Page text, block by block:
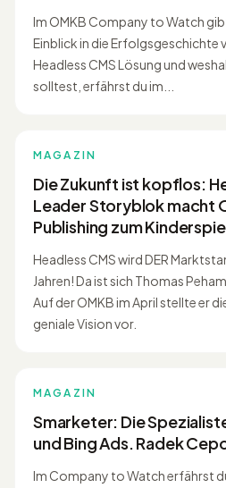
Im OMKB Company to Watch
Einblick in die Erfolgsgeschichte
Headless CMS Lösung und
solltest, erfährst du im...
MAGAZIN
Die Zukunft ist kopflos:
Leader Storyblok macht
Publishing zum
Headless CMS wird DER
Jahren! Da ist sich Thomas
Auf der OMKB im April stellte er
geniale Vision vor.
MAGAZIN
Smarketer: Die
und Bing Ads. Radek
Im Company to Watch erfährst